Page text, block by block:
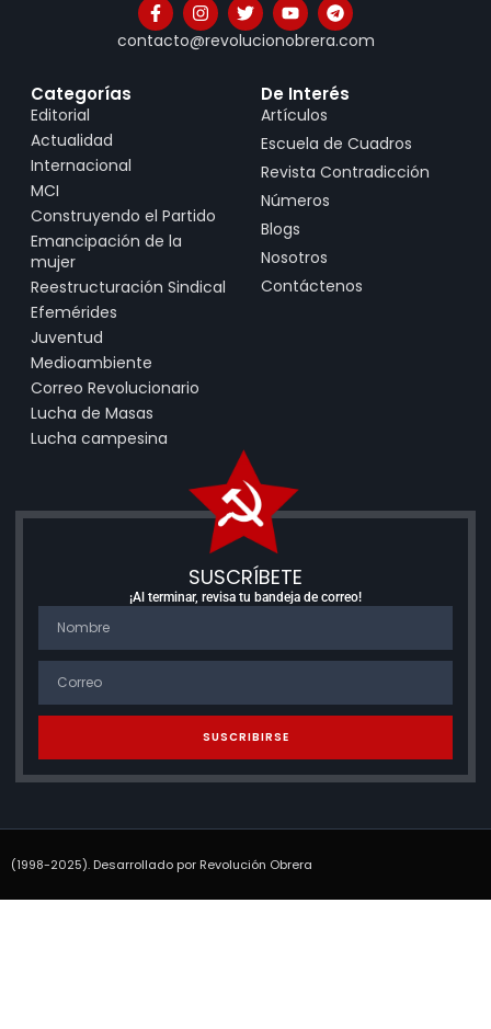
contacto@revolucionobrera.com
Categorías
Editorial
Actualidad
Internacional
MCI
Construyendo el Partido
Emancipación de la
mujer
Reestructuración Sindical
Efemérides
Juventud
Medioambiente
Correo Revolucionario
Lucha de Masas
Lucha campesina
De Interés
Artículos
Escuela de Cuadros
Revista Contradicción
Números
Blogs
Nosotros
Contáctenos
SUSCRÍBETE
¡Al terminar, revisa tu bandeja de correo!
SUSCRIBIRSE
(1998-2025). Desarrollado por Revolución Obrera